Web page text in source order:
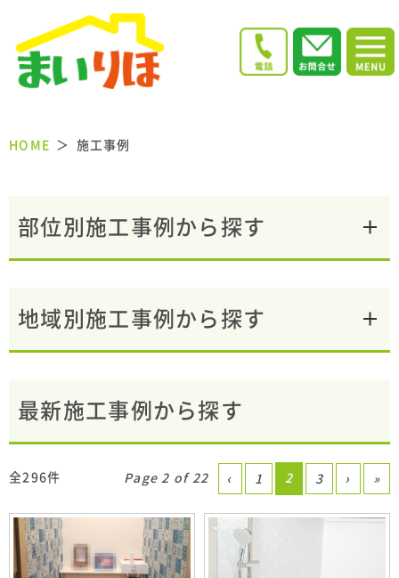
HOME 施工事例
部位別施工事例から探す
地域別施工事例から探す
最新施工事例から探す
全296件 Page 2 of 22 ‹ 1 2 3 › »